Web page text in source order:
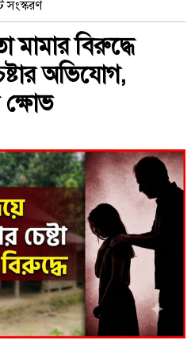
সংস্করণ
মামার বিরুদ্ধে
অভিযোগ,
ক্ষোভ